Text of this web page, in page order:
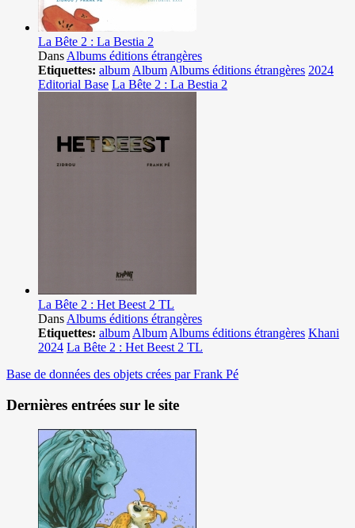
La Bête 2 : La Bestia 2
Dans Albums éditions étrangères
Etiquettes: album Album Albums éditions étrangères 2024
Editorial Base La Bête 2 : La Bestia 2
La Bête 2 : Het Beest 2 TL
Dans Albums éditions étrangères
Etiquettes: album Album Albums éditions étrangères Khani
2024 La Bête 2 : Het Beest 2 TL
Base de données des objets crées par Frank Pé
Dernières entrées sur le site